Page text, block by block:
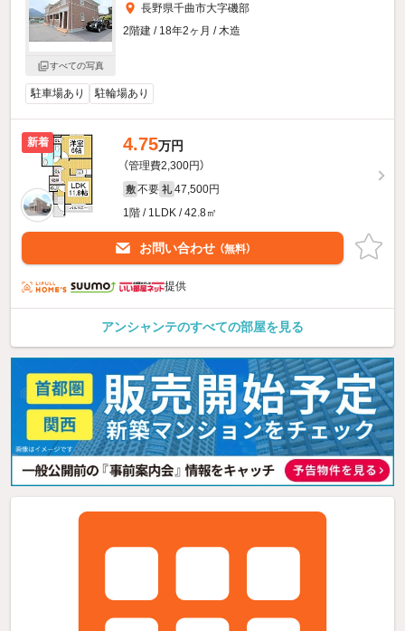
すべての写真
長野県千曲市大字磯部
2階建 / 18年2ヶ月 / 木造
駐車場あり 駐輪場あり
新着 4.75万円
（管理費2,300円）
敷 不要 礼 47,500円
1階 / 1LDK / 42.8㎡
お問い合わせ （無料）
提供
アンシャンテのすべての部屋を見る